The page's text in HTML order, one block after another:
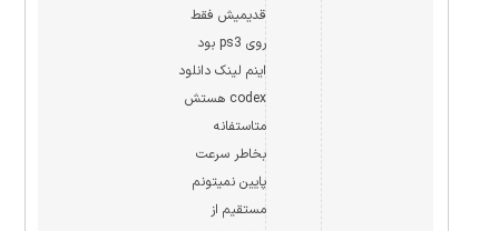
قدیمیش فقط
روی ps3 بود
اینم لینک دانلود
codex هستش
متاستفانه
بخاطر سرعت
پایین نمیتونم
مستقیم از